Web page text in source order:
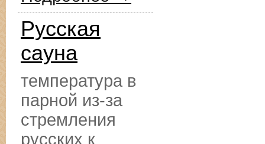
Русская
сауна
температура в
парной из-за
стремления
русских к